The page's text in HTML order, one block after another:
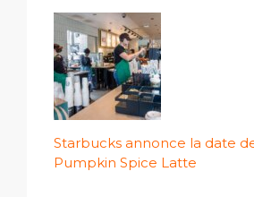
Starbucks annonce la date
Pumpkin Spice Latte